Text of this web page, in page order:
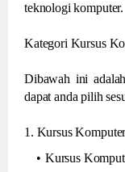
teknologi komputer.
Kategori Kursus
Dibawah ini
dapat anda pilih
1. Kursus
Kursus